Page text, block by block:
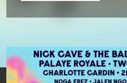
Cabron vine cu Hitul
Monstru al Verii